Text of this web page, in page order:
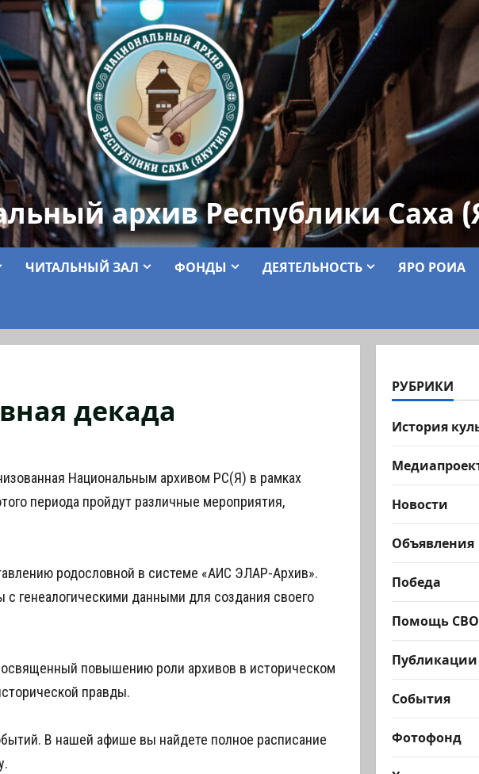
архив Республики Саха
ЧИТАЛЬНЫЙ ЗАЛ ФОНДЫ ДЕЯТЕЛЬНОСТЬ ЯРО РОИА
декада
Национальным архивом РС(Я) в рамках
периода пройдут различные мероприятия,
родословной в системе «АИС ЭЛАР-Архив».
генеалогическими данными для создания своего
повышению роли архивов в историческом
правды.
В нашей афише вы найдете полное расписание
РУБРИКИ
История
Новости
Объявления
Победа
Помощь СВО
Публикации
События
Фотофонд